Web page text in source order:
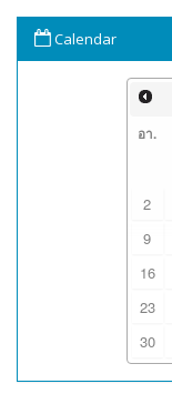
Calendar
อา.
2
9
16
23
30